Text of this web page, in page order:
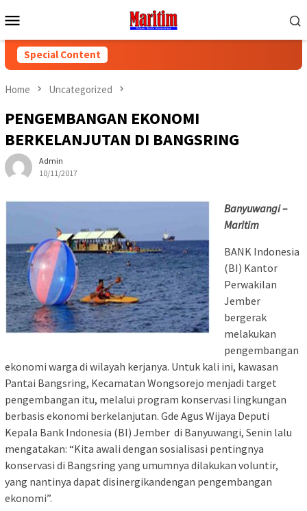
to
Menu
Special Content
Home Uncategorized
PENGEMBANGAN EKONOMI
BERKELANJUTAN DI BANGSRING
Admin
10/11/2017
Banyuwangi –
Maritim
BANK Indonesia
(BI) Kantor
Perwakilan
Jember
bergerak
melakukan
pengembangan
ekonomi warga di wilayah kerjanya. Untuk kali ini, kawasan
Pantai Bangsring, Kecamatan Wongsorejo menjadi target
pengembangan itu, melalui program konservasi lingkungan
berbasis ekonomi berkelanjutan. Gde Agus Wijaya Deputi
Kepala Bank Indonesia (BI) Jember di Banyuwangi, Senin lalu
mengatakan: “Kita awali dengan sosialisasi pentingnya
konservasi di Bangsring yang umumnya dilakukan voluntir,
yang nantinya dapat disinergikandengan pengembangan
ekonomi”.